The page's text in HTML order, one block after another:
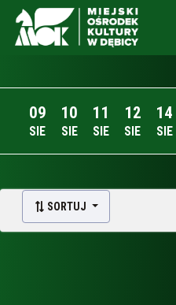
09
SIE
10
SIE
11
SIE
12
SIE
14
SIE
SORTUJ